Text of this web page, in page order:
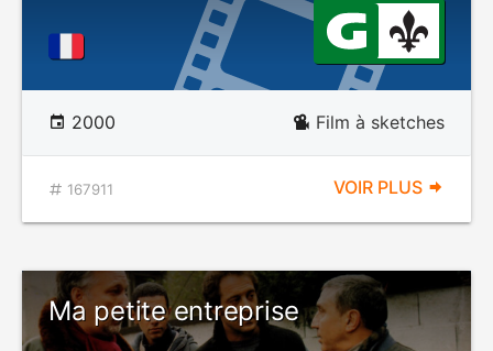
2000 Film à sketches
167911 VOIR PLUS
Ma petite entreprise